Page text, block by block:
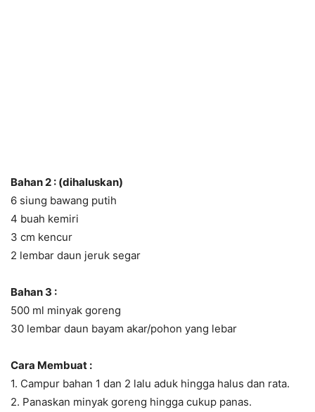
Bahan 2 : (dihaluskan)
6 siung bawang putih
4 buah kemiri
3 cm kencur
2 lembar daun jeruk segar
Bahan 3 :
500 ml minyak goreng
30 lembar daun bayam akar/pohon yang lebar
Cara Membuat :
1. Campur bahan 1 dan 2 lalu aduk hingga halus dan rata.
2. Panaskan minyak goreng hingga cukup panas.